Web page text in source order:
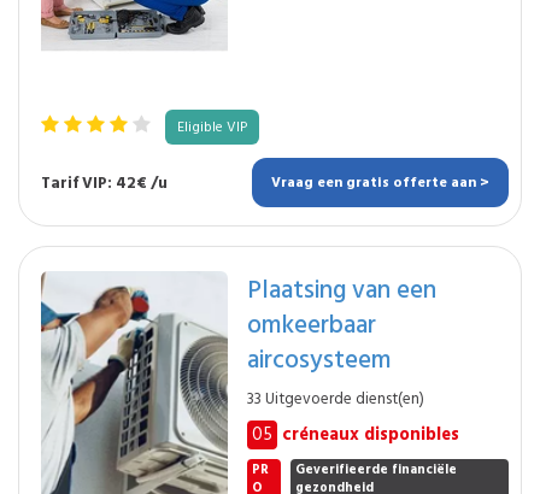
Eligible VIP
Tarif VIP: 42€ /u Vraag een gratis offerte aan >
Plaatsing van een
omkeerbaar
aircosysteem
33 Uitgevoerde dienst(en)
05 créneaux disponibles
PR
O
Geverifieerde financiële
gezondheid